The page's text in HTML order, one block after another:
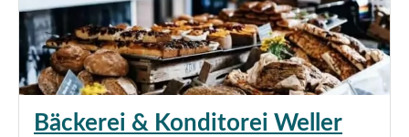
Bäckerei & Konditorei Weller